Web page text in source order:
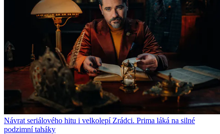
Návrat seriálového hitu i velkolepí Zrádci. Prima láká na silné
podzimní taháky